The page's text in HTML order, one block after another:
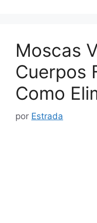
Moscas
Cuerpos
Como
por Estrada